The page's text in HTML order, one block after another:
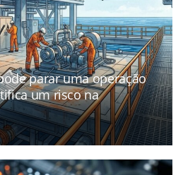
parar uma operação
um risco na